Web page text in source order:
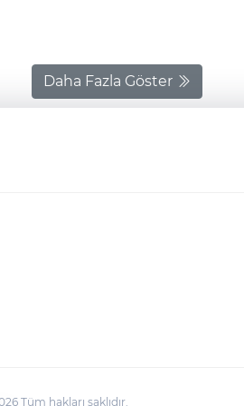
Daha Fazla Göster
Tüm hakları saklıdır.